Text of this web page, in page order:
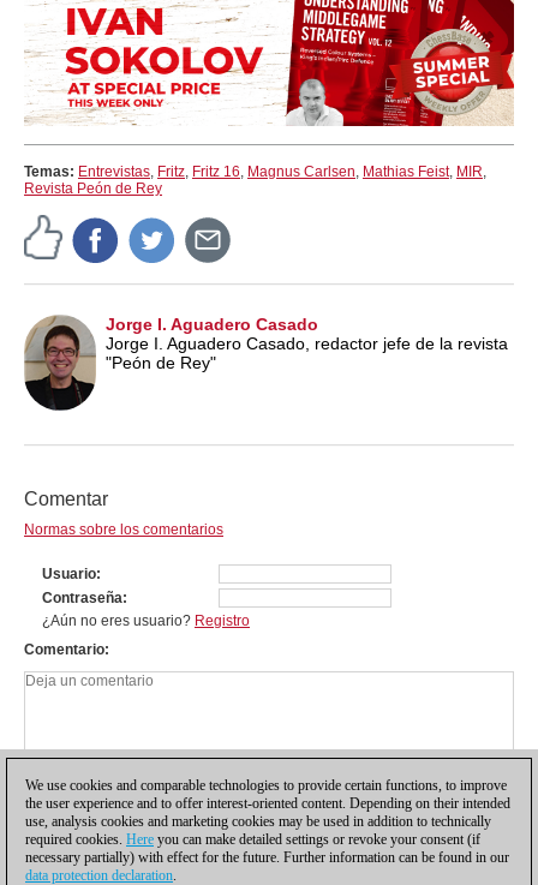
Temas: Entrevistas, Fritz, Fritz 16, Magnus Carlsen, Mathias Feist, MIR,
Revista Peón de Rey
Jorge I. Aguadero Casado
Jorge I. Aguadero Casado, redactor jefe de la revista
"Peón de Rey"
Comentar
Normas sobre los comentarios
Usuario
Contraseña
¿Aún no eres usuario? Registro
Comentario
We use cookies and comparable technologies to provide certain functions, to improve
the user experience and to offer interest-oriented content. Depending on their intended
use, analysis cookies and marketing cookies may be used in addition to technically
required cookies. Here you can make detailed settings or revoke your consent (if
necessary partially) with effect for the future. Further information can be found in our
data protection declaration.